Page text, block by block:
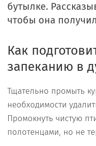
бутылке.
чтобы она
Как
запеканию в
Тщательно промыть
необходимости
Промокнуть чистую
полотенцами, но не